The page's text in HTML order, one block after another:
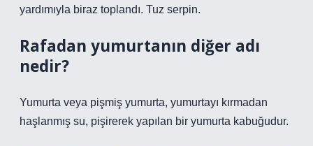
yardımıyla biraz toplandı. Tuz serpin.
Rafadan yumurtanın diğer adı
nedir?
Yumurta veya pişmiş yumurta, yumurtayı kırmadan
haşlanmış su, pişirerek yapılan bir yumurta kabuğudur.